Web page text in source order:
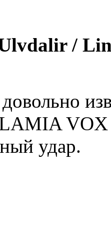
/
VOX
удар.